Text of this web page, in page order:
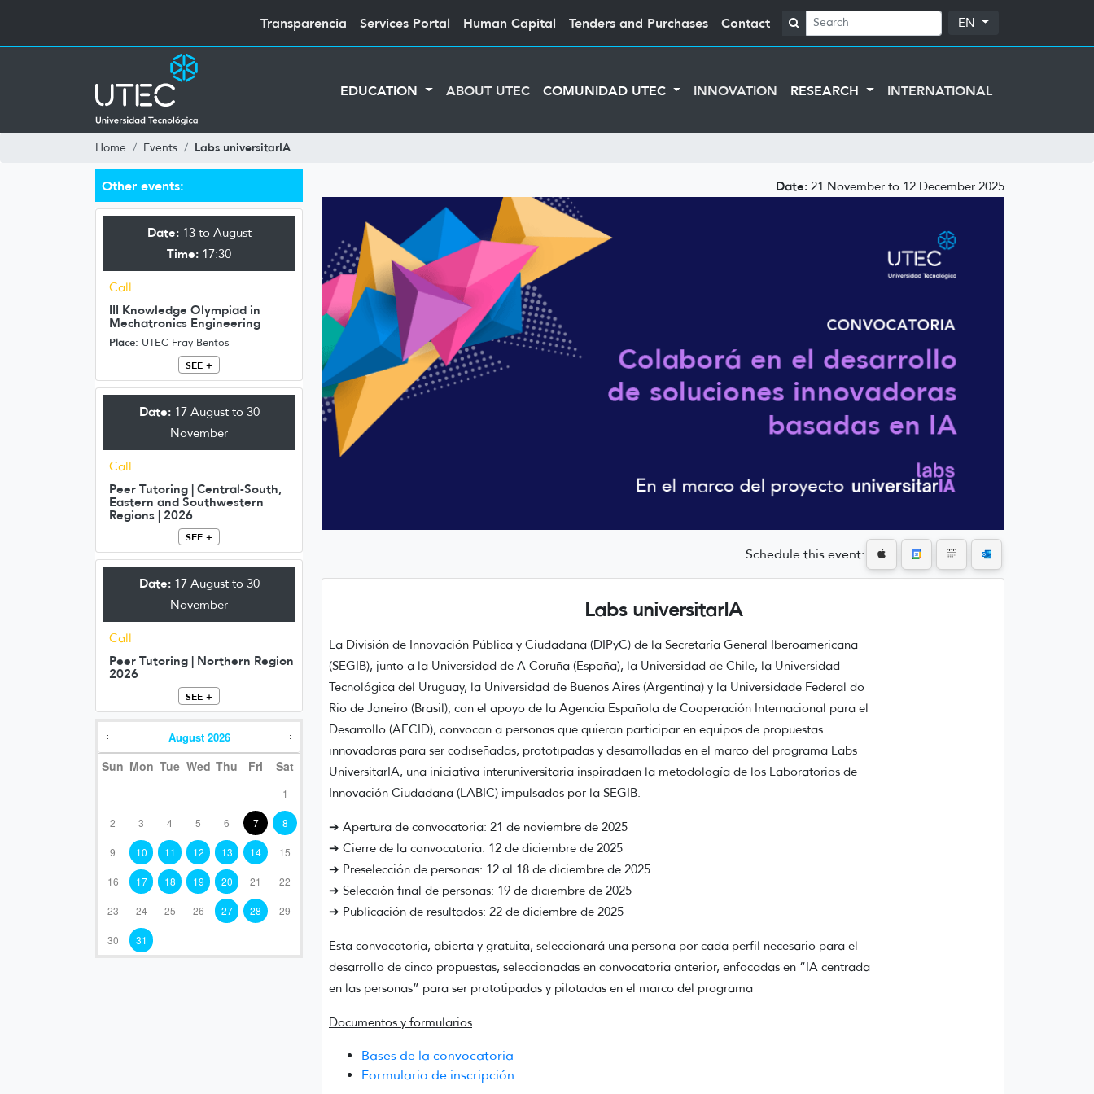
Transparencia Services Portal Human Capital Tenders and Purchases Contact EN
EDUCATION ABOUT UTEC COMUNIDAD UTEC INNOVATION RESEARCH INTERNATIONAL
Home Events Labs universitarIA
Other events:
Date:13 to August
Time: 17:30
Call
III Knowledge Olympiad in
Mechatronics Engineering
Place: UTEC Fray Bentos
SEE +
Date:17 August to 30
November
Call
Peer Tutoring | Central-South,
Eastern and Southwestern
Regions | 2026
SEE +
Date:17 August to 30
November
Call
Peer Tutoring | Northern Region
2026
SEE +
August 2026
Sun Mon Tue Wed Thu Fri Sat
1
2 3 4 5 6 7 8
9 10 11 12 13 14 15
16 17 18 19 20 21 22
23 24 25 26 27 28 29
30 31
Date: 21 November to 12 December 2025
Schedule this event:
Labs universitarIA
La División de Innovación Pública y Ciudadana (DIPyC) de la Secretaría General Iberoamericana
(SEGIB), junto a la Universidad de A Coruña (España), la Universidad de Chile, la Universidad
Tecnológica del Uruguay, la Universidad de Buenos Aires (Argentina) y la Universidade Federal do
Rio de Janeiro (Brasil), con el apoyo de la Agencia Española de Cooperación Internacional para el
Desarrollo (AECID), convocan a personas que quieran participar en equipos de propuestas
innovadoras para ser codiseñadas, prototipadas y desarrolladas en el marco del programa Labs
UniversitarIA, una iniciativa interuniversitaria inspiradaen la metodología de los Laboratorios de
Innovación Ciudadana (LABIC) impulsados por la SEGIB.
➔ Apertura de convocatoria: 21 de noviembre de 2025
➔ Cierre de la convocatoria: 12 de diciembre de 2025
➔ Preselección de personas: 12 al 18 de diciembre de 2025
➔ Selección final de personas: 19 de diciembre de 2025
➔ Publicación de resultados: 22 de diciembre de 2025
Esta convocatoria, abierta y gratuita, seleccionará una persona por cada perfil necesario para el
desarrollo de cinco propuestas, seleccionadas en convocatoria anterior, enfocadas en “IA centrada
en las personas” para ser prototipadas y pilotadas en el marco del programa
Documentos y formularios
Bases de la convocatoria
Formulario de inscripción